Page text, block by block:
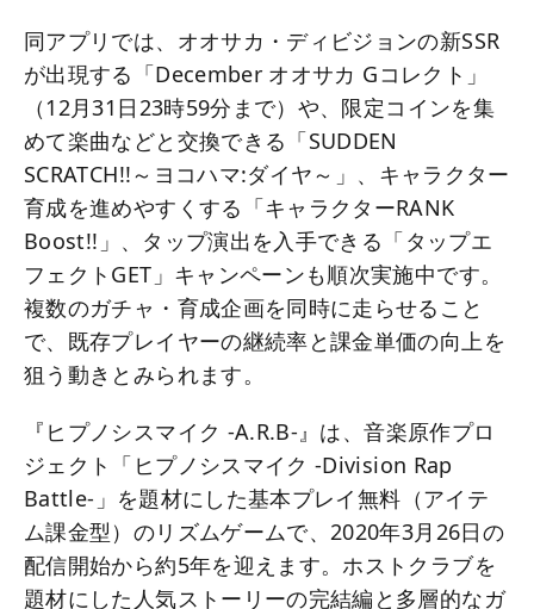
同アプリでは、オオサカ・ディビジョンの新SSR
が出現する「December オオサカ Gコレクト」
（12月31日23時59分まで）や、限定コインを集
めて楽曲などと交換できる「SUDDEN
SCRATCH!!～ヨコハマ:ダイヤ～」、キャラクター
育成を進めやすくする「キャラクターRANK
Boost!!」、タップ演出を入手できる「タップエ
フェクトGET」キャンペーンも順次実施中です。
複数のガチャ・育成企画を同時に走らせること
で、既存プレイヤーの継続率と課金単価の向上を
狙う動きとみられます。
『ヒプノシスマイク -A.R.B-』は、音楽原作プロ
ジェクト「ヒプノシスマイク -Division Rap
Battle-」を題材にした基本プレイ無料（アイテ
ム課金型）のリズムゲームで、2020年3月26日の
配信開始から約5年を迎えます。ホストクラブを
題材にした人気ストーリーの完結編と多層的なガ